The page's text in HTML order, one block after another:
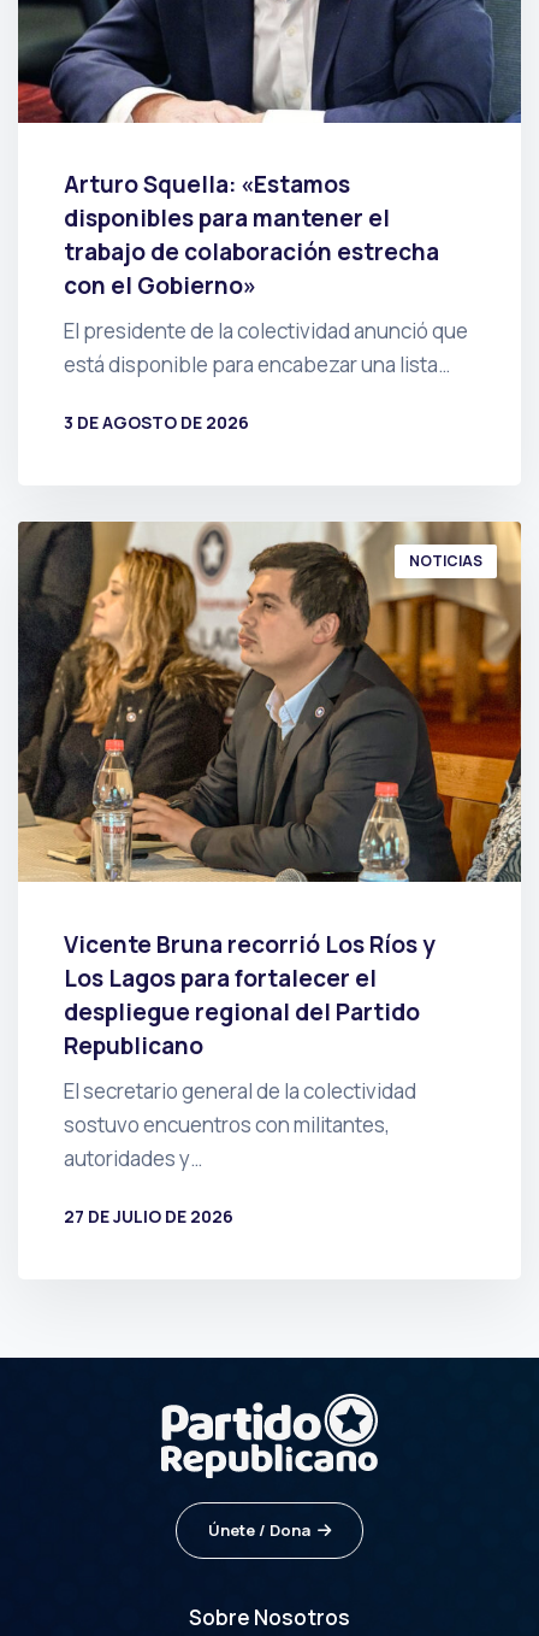
Arturo Squella: «Estamos
disponibles para mantener el
trabajo de colaboración estrecha
con el Gobierno»
El presidente de la colectividad anunció que
está disponible para encabezar una lista…
3 DE AGOSTO DE 2026
NOTICIAS
Vicente Bruna recorrió Los Ríos y
Los Lagos para fortalecer el
despliegue regional del Partido
Republicano
El secretario general de la colectividad
sostuvo encuentros con militantes,
autoridades y…
27 DE JULIO DE 2026
Únete / Dona
Sobre Nosotros